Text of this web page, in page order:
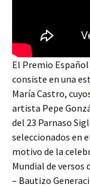
El Premio Español
consiste en una
María Castro,
artista Pepe
del 23 Parnaso
seleccionados en
motivo de la
Mundial de versos
– Bautizo